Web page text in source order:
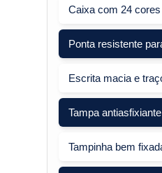
Caixa com 24
Ponta resistente
Escrita macia e
Tampa
Tampinha bem